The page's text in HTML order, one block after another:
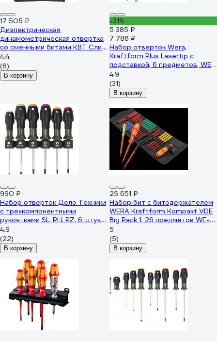
17 505 ₽
Диэлектрическая
динамометрическая отвертка
со сменными битами КВТ Слим
НИО-3309 78279
4.4
(8)
В корзину
-31%
5 385 ₽
7 786 ₽
Набор отверток Wera,
Kraftform Plus Lasertip с
подставкой, 6 предметов, WE-
105622
4.9
(31)
В корзину
990 ₽
Набор отверток Дело Техники
c трехкомпонентными
рукоятками SL, PH, PZ, 6 штук
728065
4.9
(22)
В корзину
25 651 ₽
Набор бит с битодержателем
WERA Kraftform Kompakt VDE
Big Pack 1, 26 предметов WE-
006617
5
(5)
В корзину